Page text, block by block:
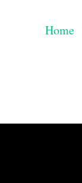
Home